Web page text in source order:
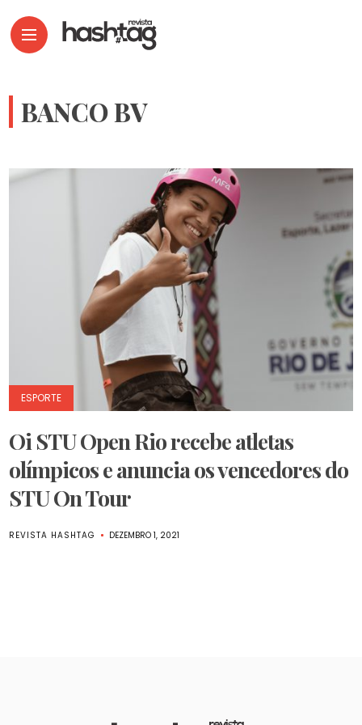
BANCO BV
ESPORTE
Oi STU Open Rio recebe atletas
olímpicos e anuncia os vencedores do
STU On Tour
REVISTA HASHTAG DEZEMBRO 1, 2021